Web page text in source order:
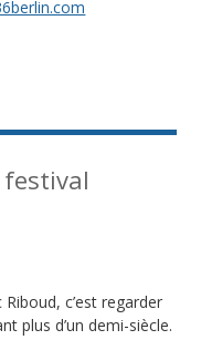
festival
c’est regarder
plus d’un demi-siècle.